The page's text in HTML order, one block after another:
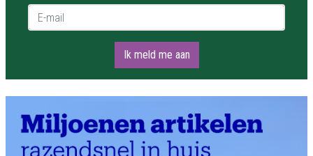
E-mail *
Ik meld me aan